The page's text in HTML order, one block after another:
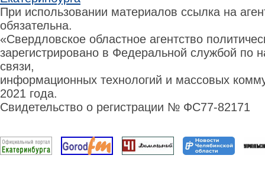
При использовании материалов ссылка на
обязательна.
«Свердловское областное агентство
зарегистрировано в Федеральной службой по
связи,
информационных технологий и массовых
2021 года.
Свидетельство о регистрации № ФС77-82171